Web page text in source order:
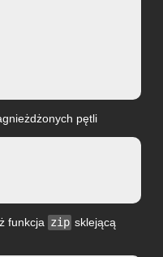
pętli
funkcja zip sklejącą